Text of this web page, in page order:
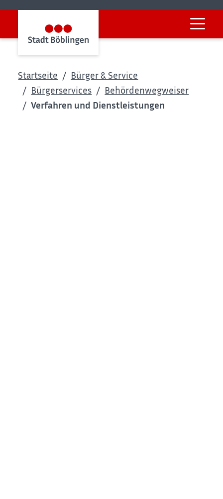
Startseite
Bürger & Service
Bürgerservices
Behördenwegweiser
Verfahren und Dienstleistungen